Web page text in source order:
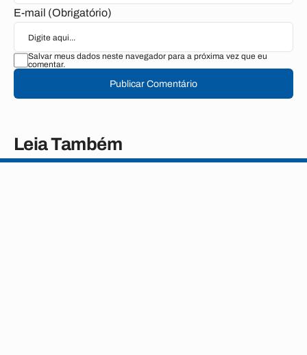
E-mail (Obrigatório)
Salvar meus dados neste navegador para a próxima vez que eu
comentar.
Publicar Comentário
Leia Também